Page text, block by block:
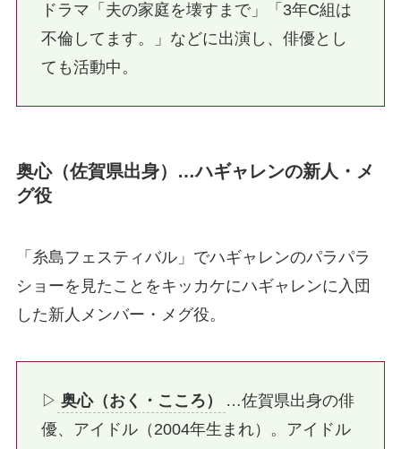
ドラマ「夫の家庭を壊すまで」「3年C組は
不倫してます。」などに出演し、俳優とし
ても活動中。
奥心（佐賀県出身）…ハギャレンの新人・メ
グ役
「糸島フェスティバル」でハギャレンのパラパラ
ショーを見たことをキッカケにハギャレンに入団
した新人メンバー・メグ役。
▷ 奥心（おく・こころ）
…佐賀県出身の俳
優、アイドル（2004年生まれ）。アイドル